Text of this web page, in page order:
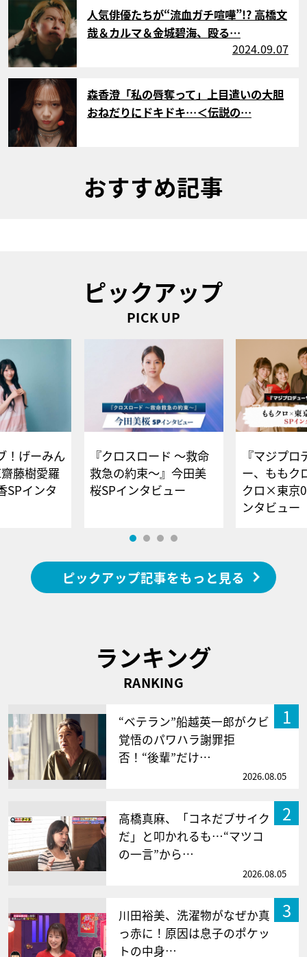
サムネイル
人気俳優たちが“流血ガチ喧嘩”!? 高橋文
哉＆カルマ＆金城碧海、殴る…
2024.09.07
サムネイル
森香澄「私の唇奪って」上目遣いの大胆
おねだりにドキドキ…＜伝説の…
おすすめ記事
ピックアップ
PICK UP
！げーみん
藤樹愛羅
SPインタ
『クロスロード ～救命
救急の約束～』今田美
桜SPインタビュー
『マジプロ
ー、ももク
クロ×東京
ンタビュー
ピックアップ記事をもっと見る
ランキング
RANKING
1
“ベテラン”船越英一郎がクビ
覚悟のパワハラ謝罪拒
否！“後輩”だけ…
2026.08.05
2
高橋真麻、「コネだブサイク
だ」と叩かれるも…“マツコ
の一言”から…
2026.08.05
3
川田裕美、洗濯物がなぜか真
っ赤に！原因は息子のポケッ
トの中身…